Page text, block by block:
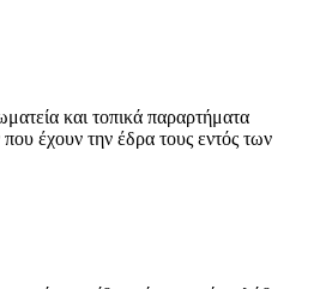
και τοπικά παραρτήματα
έχουν την έδρα τους εντός των